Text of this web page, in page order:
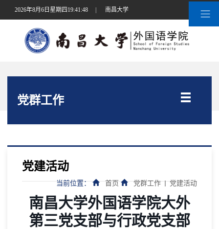
2026年8月6日星期四19:41:49 南昌大学
党群工作
党建活动
当前位置： 首页 党群工作 党建活动
南昌大学外国语学院大外
第三党支部与行政党支部